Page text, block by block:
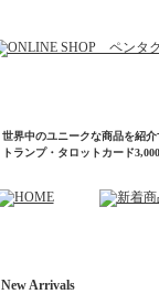
世界中のユニークな商品を紹
トランプ・タロットカード
New Arrivals